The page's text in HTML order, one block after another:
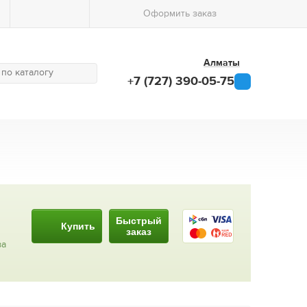
Оформить заказ
Алматы
+7 (727) 390-05-75
Купить
Быстрый
заказ